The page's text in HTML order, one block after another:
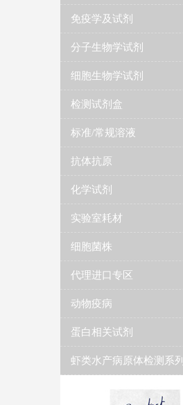
免疫学及试剂
分子生物学试剂
细胞生物学试剂
检测试剂盒
标准/常规溶液
抗体抗原
化学试剂
实验室耗材
细胞菌株
代理进口专区
动物疫病
蛋白相关试剂
虾类水产病原体检测系列